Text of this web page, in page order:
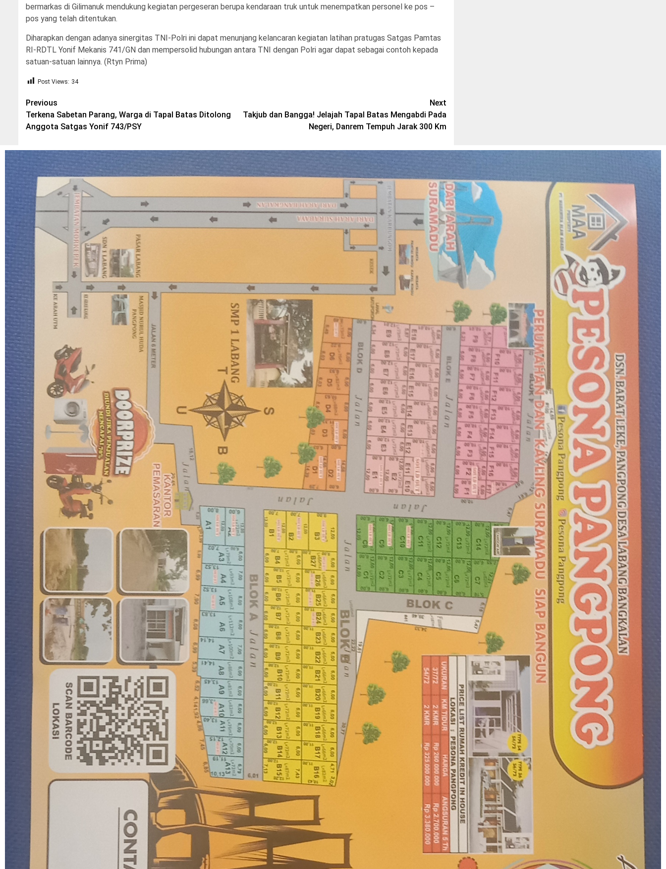
bermarkas di Gilimanuk mendukung kegiatan pergeseran berupa kendaraan truk untuk menempatkan personel ke pos –
pos yang telah ditentukan.
Diharapkan dengan adanya sinergitas TNI-Polri ini dapat menunjang kelancaran kegiatan latihan pratugas Satgas Pamtas
RI-RDTL Yonif Mekanis 741/GN dan mempersolid hubungan antara TNI dengan Polri agar dapat sebagai contoh kepada
satuan-satuan lainnya. (Rtyn Prima)
Post Views: 34
Post
navigation
Previous
Terkena Sabetan Parang, Warga di Tapal Batas Ditolong
Anggota Satgas Yonif 743/PSY
Next
Takjub dan Bangga! Jelajah Tapal Batas Mengabdi Pada
Negeri, Danrem Tempuh Jarak 300 Km